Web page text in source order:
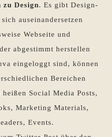
Design. Es gibt Design-
auseinandersetzen
Webseite und
abgestimmt herstellen
eingeloggt sind, können
Bereichen
Social Media Posts,
Marketing Materials,
Events.